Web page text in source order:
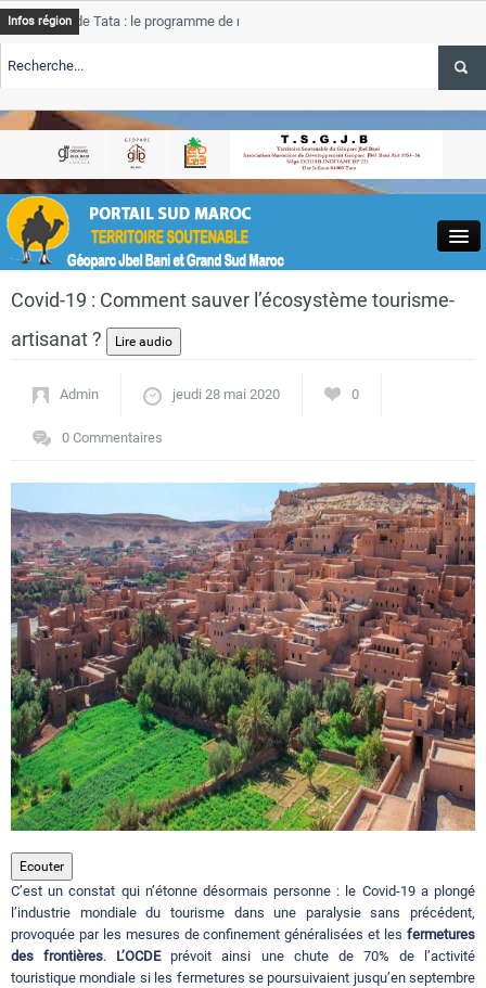
Close
Actualités
Circuits touristiques
Tourisme
Régions
Hotels
Evenements
Contact
Infos région
de Tata : le programme de rehabilitation post-inondations
TSGJB Tourisme : l’ONMT renforce l’aerien a Dakhla et
Tata
TSGJB Tourisme au Maroc : Transavia renforce les vols Paris-
Covid-19 : Comment sauver l’écosystème tourisme-
artisanat ?
Admin jeudi 28 mai 2020 0
0 Commentaires
Ecouter
C’est un constat qui n’étonne désormais personne : le Covid-19 a plongé
l’industrie mondiale du tourisme dans une paralysie sans précédent,
provoquée par les mesures de confinement généralisées et les fermetures
des frontières. L’OCDEprévoit ainsi une chute de 70% de l’activité
touristique mondiale si les fermetures se poursuivaient jusqu’en septembre